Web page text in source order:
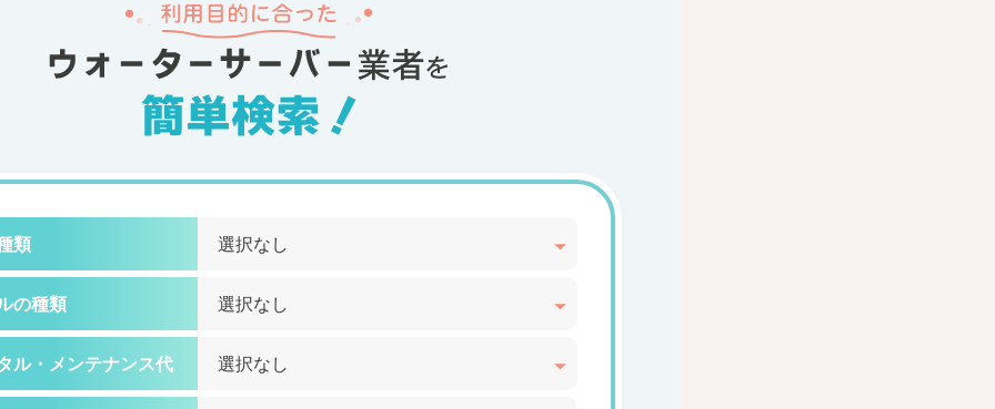
類
の種類
ル・ メンテナンス代